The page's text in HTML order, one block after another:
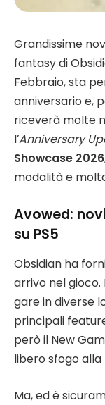
Grandissime
fantasy di
Febbraio, sta
anniversario e,
riceverà molte
l’Anniversary
Showcase 2026
modalità e
Avowed:
su PS5
Obsidian ha
arrivo nel
gare in diverse
principali
però il New
libero sfogo alla
Ma, ed è